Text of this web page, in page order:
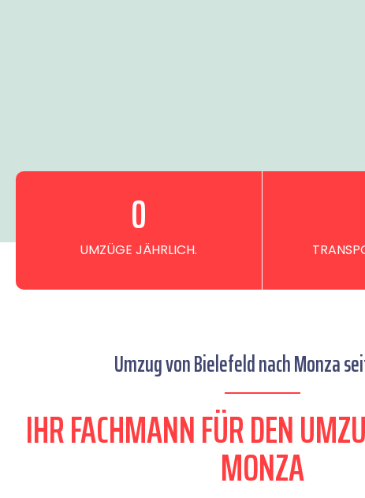
UMZÜGE JÄHRLICH.
0
Umzug von Bielefeld nach Monza
IHR FACHMANN FÜR DEN
MONZA